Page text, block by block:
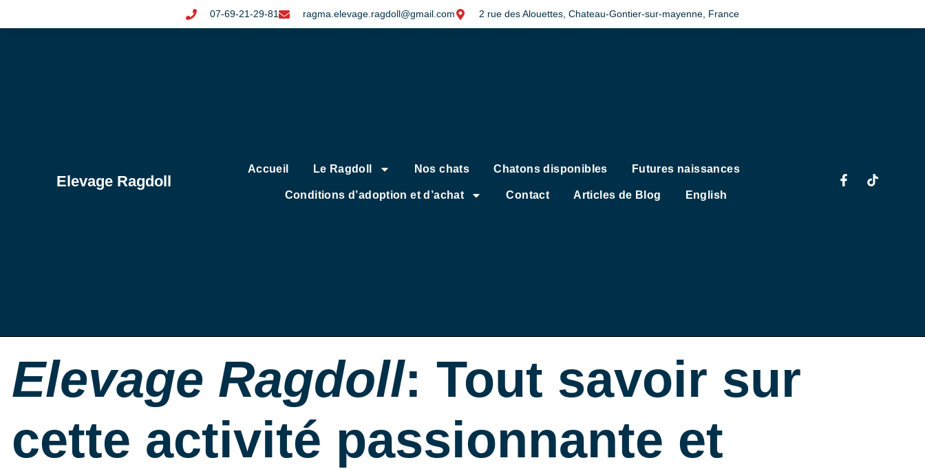
07-69-21-29-81 ragma.elevage.ragdoll@gmail.com 2 rue des Alouettes, Chateau-Gontier-sur-mayenne, France
Elevage Ragdoll
Accueil Le Ragdoll Nos chats Chatons disponibles Futures naissances
Conditions d’adoption et d’achat Contact Articles de Blog English
Elevage Ragdoll: Tout savoir sur
cette activité passionnante et